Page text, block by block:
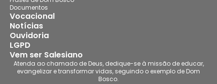
Documentos
Vocacional
Notícias
Ouvidoria
LGPD
Vem ser Salesiano
Atenda ao chamado de Deus, dedique-se à missão de educar,
evangelizar e transformar vidas, seguindo o exemplo de Dom
Bosco.